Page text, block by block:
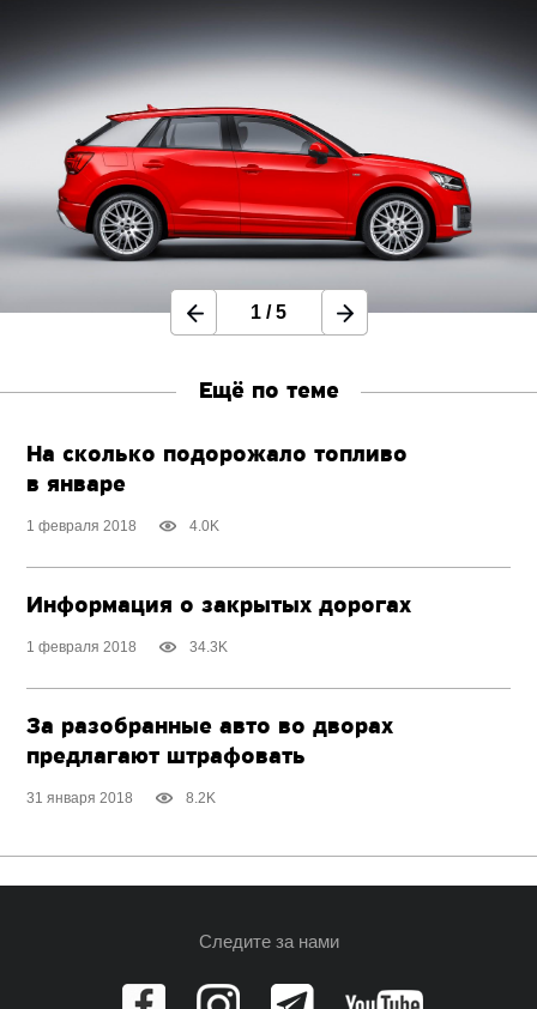
1 /5
Ещё по теме
На сколько подорожало топливо
в январе
1 февраля 2018 4.0K
Информация о закрытых дорогах
1 февраля 2018 34.3K
За разобранные авто во дворах
предлагают штрафовать
31 января 2018 8.2K
Следите за нами